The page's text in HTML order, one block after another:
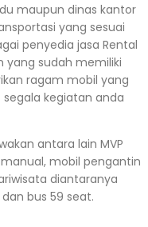
maupun dinas kantor
yang sesuai
penyedia jasa Rental
yang sudah memiliki
ragam mobil yang
kegiatan anda
antara lain MVP
mobil pengantin
diantaranya
bus 59 seat.